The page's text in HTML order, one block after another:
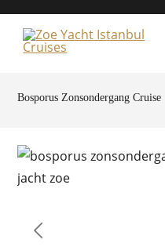
Bosporus Zonsondergang Cruise